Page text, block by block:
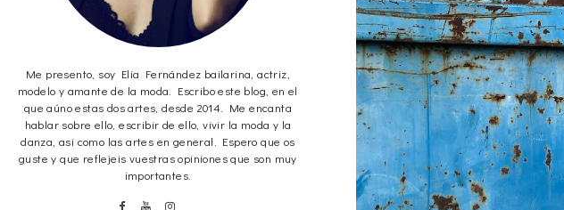
Me presento, soy Elia Fernández bailarina, actriz,
modelo y amante de la moda. Escribo este blog, en el
que aúno estas dos artes, desde 2014. Me encanta
hablar sobre ello, escribir de ello, vivir la moda y la
danza, asi como las artes en general. Espero que os
guste y que reflejeis vuestras opiniones que son muy
importantes.